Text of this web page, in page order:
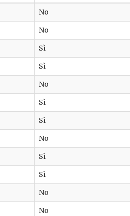
No
No
Sì
Sì
No
Sì
Sì
No
Sì
Sì
No
No